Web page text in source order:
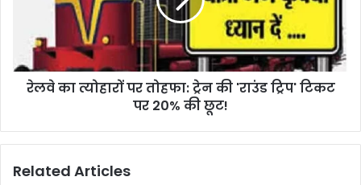
रेलवे का त्योहारों पर तोहफा: ट्रेन की 'राउंड ट्रिप' टिकट
पर 20% की छूट!
Related Articles